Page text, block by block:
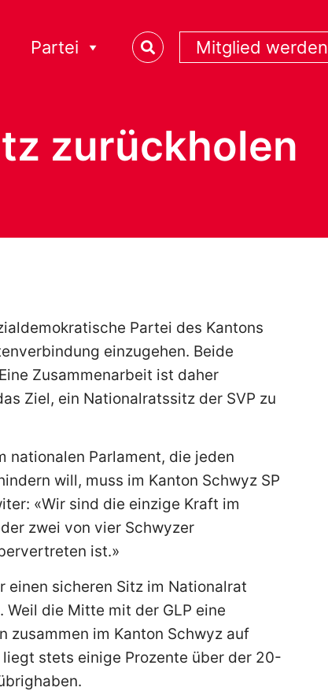
Partei Mitglied werden
zurückholen
Partei des Kantons
einzugehen. Beide
Zusammenarbeit ist daher
Ziel, ein Nationalratssitz der SVP zu
nationalen Parlament, die jeden
will, muss im Kanton Schwyz SP
«Wir sind die einzige Kraft im
zwei von vier Schwyzer
ist.»
einen sicheren Sitz im Nationalrat
die Mitte mit der GLP eine
zusammen im Kanton Schwyz auf
stets einige Prozente über der 20-